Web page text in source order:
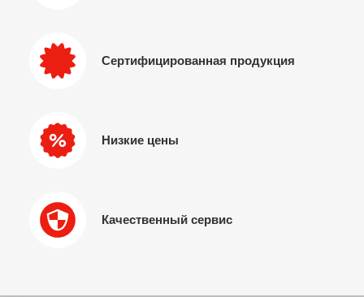
Сертифицированная продукция
Низкие цены
Качественный сервис